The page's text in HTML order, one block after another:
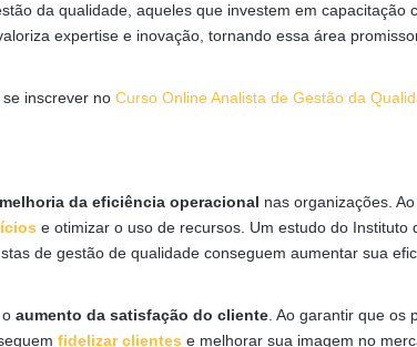
da qualidade, aqueles que investem em capacitação
expertise e inovação, tornando essa área
inscrever no Curso Online Analista de Gestão da
melhoria da eficiência operacional nas organizações.
e otimizar o uso de recursos. Um estudo do Instituto
de gestão de qualidade conseguem aumentar sua
aumento da satisfação do cliente . Ao garantir que os
fidelizar clientes e melhorar sua imagem no